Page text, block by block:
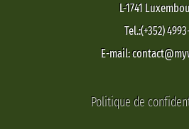
L-1741
Tel.:(+352)
E-mail:
Politique de